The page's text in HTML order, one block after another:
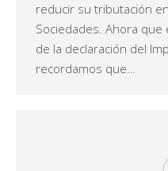
reducir su tributación
Sociedades. Ahora
de la declaración del
recordamos que…